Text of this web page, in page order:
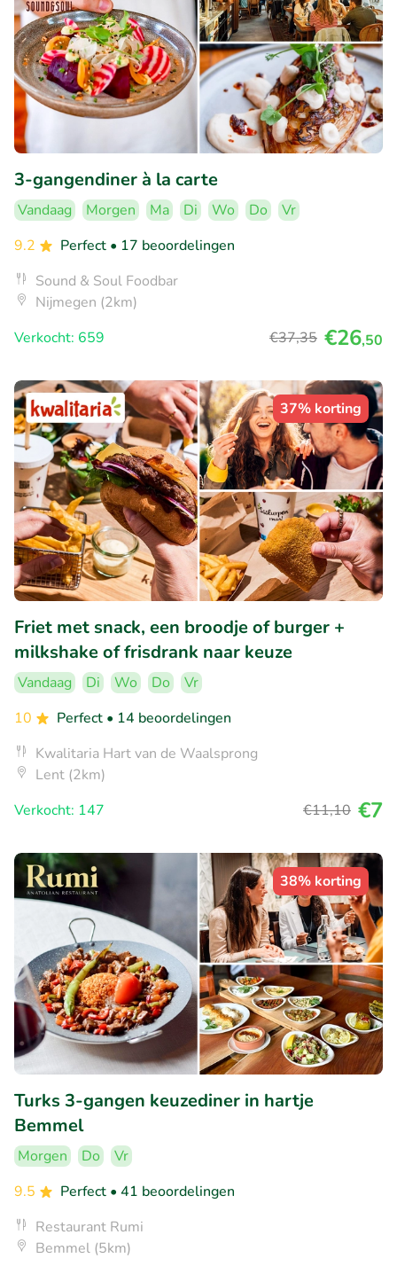
3-gangendiner à la carte
Vandaag Morgen Ma Di Wo Do
Vr
9.2
Perfect • 17 beoordelingen
Sound & Soul Foodbar
Nijmegen (2km)
Verkocht: 659
€37,35 €26,50
37% korting
Friet met snack, een broodje of burger +
milkshake of frisdrank naar keuze
Vandaag Di Wo Do
Vr
10
Perfect • 14 beoordelingen
Kwalitaria Hart van de Waalsprong
Lent (2km)
Verkocht: 147
€11,10 €7
38% korting
Turks 3-gangen keuzediner in hartje
Bemmel
Morgen Do
Vr
9.5
Perfect • 41 beoordelingen
Restaurant Rumi
Bemmel (5km)